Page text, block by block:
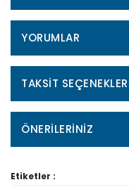
YORUMLAR
TAKSIT
ÖNERILERINIZ
Etiketler :